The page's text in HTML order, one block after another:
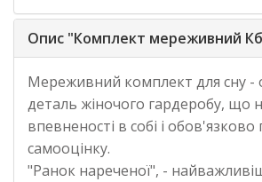
Опис "Комплект мереживний
Мереживний комплект для сну -
деталь жіночого гардеробу, що
впевненості в собі і
самооцінку.
"Ранок нареченої", -